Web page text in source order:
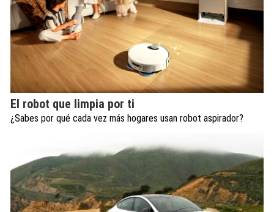
El robot que limpia por ti
¿Sabes por qué cada vez más hogares usan robot aspirador?